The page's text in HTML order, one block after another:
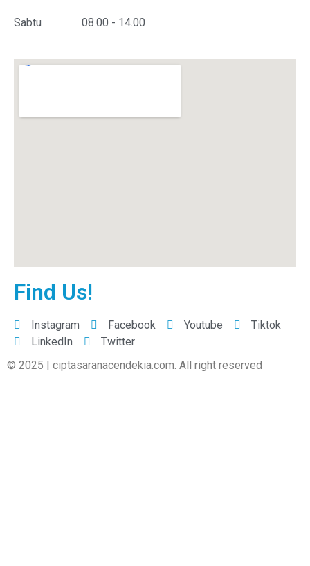
Sabtu 08.00 - 14.00
Find Us!
Instagram Facebook Youtube
Tiktok
LinkedIn
Twitter
© 2025 | ciptasaranacendekia.com. All right reserved